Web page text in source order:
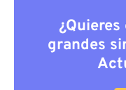
grandes